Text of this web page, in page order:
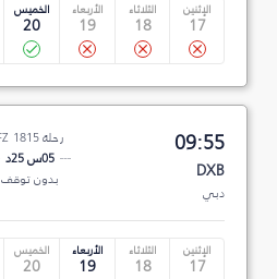
الإثنين
17
الثلاثاء
18
الأربعاء
19
الخميس
20
09:55
DXB
دبي
رحلة FZ 1815
05س 25د
بدون توقف
الإثنين
17
الثلاثاء
18
الأربعاء
19
الخميس
20